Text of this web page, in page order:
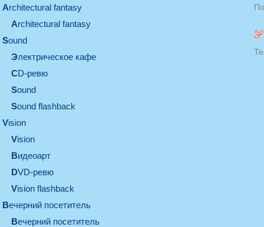
architectural fantasy
architectural fantasy
sound
электрическое кафе
CD-ревю
sound
Sound flashback
vision
vision
видеоарт
DVD-ревю
Vision flashback
вечерний посетитель
вечерний посетитель